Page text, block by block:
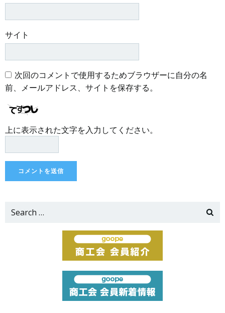
サイト
次回のコメントで使用するためブラウザーに自分の名
前、メールアドレス、サイトを保存する。
上に表示された文字を入力してください。
Search